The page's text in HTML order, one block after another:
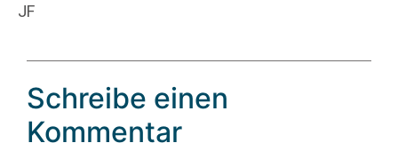
JF
Schreibe einen
Kommentar